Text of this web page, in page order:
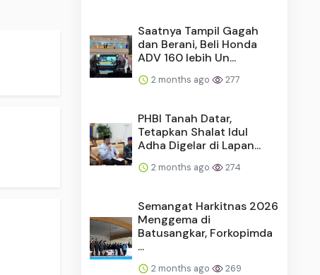
Saatnya Tampil Gagah
dan Berani, Beli Honda
ADV 160 lebih Un...
2 months ago 277
PHBI Tanah Datar,
Tetapkan Shalat Idul
Adha Digelar di Lapan...
2 months ago 274
Semangat Harkitnas 2026
Menggema di
Batusangkar, Forkopimda
...
2 months ago 269